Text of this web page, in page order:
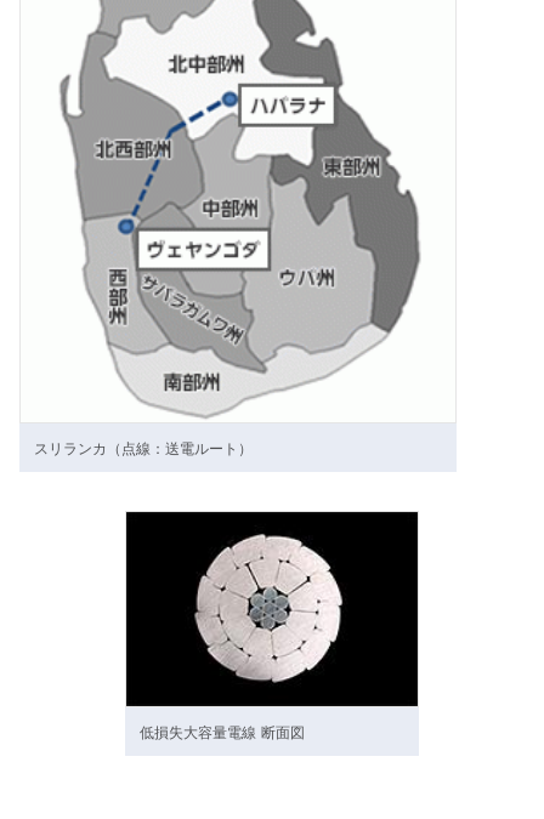
スリランカ（点線：送電ルート）
低損失大容量電線 断面図